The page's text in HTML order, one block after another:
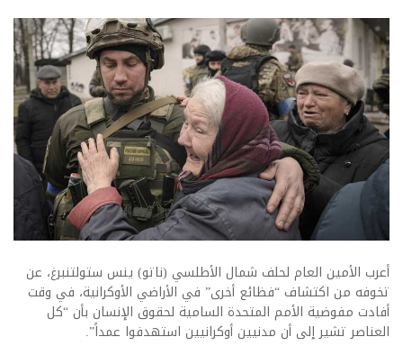
أعرب الأمين العام لحلف شمال الأطلسي (ناتو) ينس ستولتنبرغ، عن
تخوفه من اكتشاف “فظائع أخرى” في الأراضي الأوكرانية، في وقت
أفادت مفوضية الأمم المتحدة السامية لحقوق الإنسان بأن “كل
العناصر تشير إلى أن مدنيين أوكرانيين استهدفوا عمداً”.